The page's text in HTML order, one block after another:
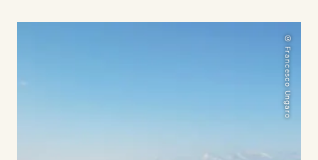
© Francesco Ungaro